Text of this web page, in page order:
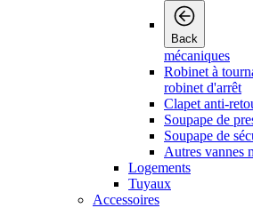
Back
mécaniques
Robinet à
robinet d'arrêt
Clapet anti-
Soupape de
Soupape de
Autres vannes
Logements
Tuyaux
Accessoires